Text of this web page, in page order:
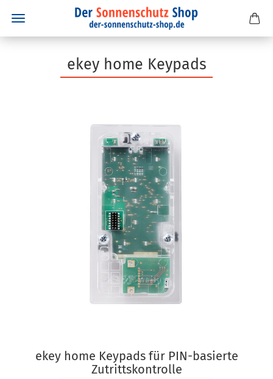
ekey home Keypads
ekey home Keypads für PIN-basierte
Zutrittskontrolle